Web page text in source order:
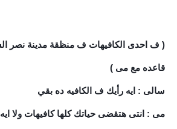
قاعده مع مى )
سالى : ايه رأيك ف الكافيه ده بقي
مى : انتى هتقضى حياتك كلها كافيهات ولا ايه